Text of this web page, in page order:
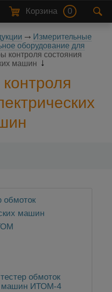
Корзина 0
Измерительные
оборудование для
контроля состояния
машин
обмоток
машин ИТОМ-4